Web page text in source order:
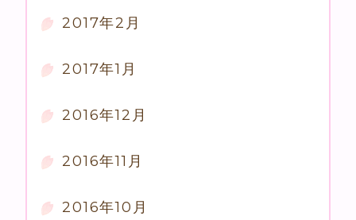
2017年2月
2017年1月
2016年12月
2016年11月
2016年10月